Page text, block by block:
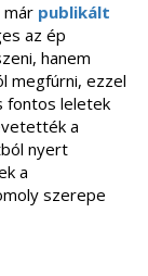
már publikált
az ép
hanem
megfúrni, ezzel
fontos leletek
a
nyert
a
szerepe